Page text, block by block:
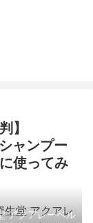
】
ャンプー
使ってみ
アクアレーベル